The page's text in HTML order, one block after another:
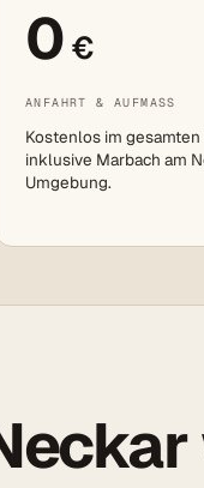
0 €
ANFAHRT & AUFMASS
Kostenlos im
inklusive Marbach am
Umgebung.